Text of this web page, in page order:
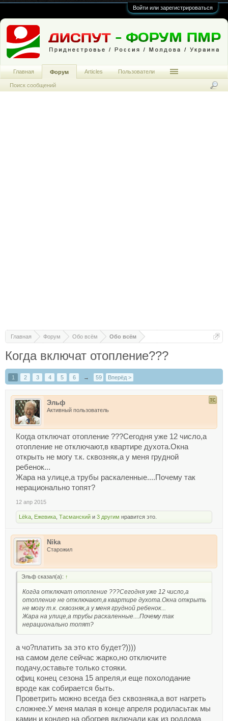
Войти или зарегистрироваться
Главная Форум Обо всём Обо всём
Когда включат отопление???
1 2 3 4 5 6 → 59 Вперёд >
Эльф
Активный пользователь
Когда отключат отопление ???Сегодня уже 12 число,а
отопление не отключают,в квартире духота.Окна
открыть не могу т.к. сквозняк,а у меня грудной
ребенок...
Жара на улице,а трубы раскаленные....Почему так
нерационально топят?
12 апр 2015
Lёka Ежевика Тасманский и 3 другим нравится это.
Nika
Старожил
Эльф сказал(а): ↑
Когда отключат отопление ???Сегодня уже 12 число,а
отопление не отключают,в квартире духота.Окна открыть
не могу т.к. сквозняк,а у меня грудной ребенок...
Жара на улице,а трубы раскаленные....Почему так
нерационально топят?
а чо?платить за это кто будет?))))
на самом деле сейчас жарко,но отключите
подачу,оставьте только стояки.
офиц конец сезона 15 апреля,и еще похолодание
вроде как собирается быть.
Проветрить можно всегда без сквозняка,а вот нагреть
сложнее.У меня малая в конце апреля родиласьтак мы
камин и кондер на обогрев включали как из роддома
Главная Форум
Поиск сообщений
Articles Пользователи